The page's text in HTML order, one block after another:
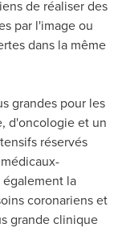
de réaliser des
par l'image ou
dans la même
grandes pour les
d'oncologie et un
réservés
la
coronariens et
grande clinique